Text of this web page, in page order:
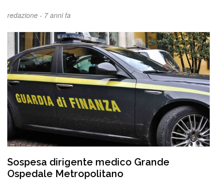
redazione - 7 anni fa
Sospesa dirigente medico Grande
Ospedale Metropolitano